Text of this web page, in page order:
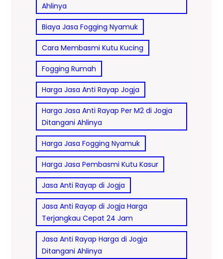
Ahlinya
Biaya Jasa Fogging Nyamuk
Cara Membasmi Kutu Kucing
Fogging Rumah
Harga Jasa Anti Rayap Jogja
Harga Jasa Anti Rayap Per M2 di Jogja
Ditangani Ahlinya
Harga Jasa Fogging Nyamuk
Harga Jasa Pembasmi Kutu Kasur
Jasa Anti Rayap di Jogja
Jasa Anti Rayap di Jogja Harga
Terjangkau Cepat 24 Jam
Jasa Anti Rayap Harga di Jogja
Ditangani Ahlinya